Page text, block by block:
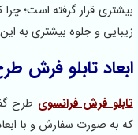
بیشتری قرار گرفته است؛
زیبایی و جلوه بیشتری به
ابعاد تابلو فرش
تابلو فرش فرانسوی طرح